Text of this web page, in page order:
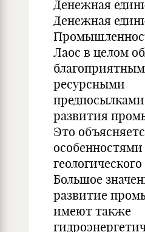
Денежная
Денежная
Лаос в целом
ресурсными
развития
Это
особенностями
Большое
развитие
имеют также